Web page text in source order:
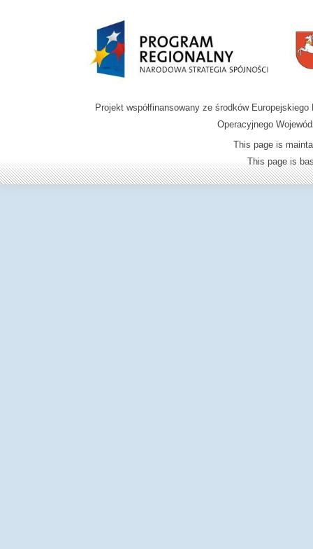
Projekt współfinansowany ze środków
Operacyjnego
This page is
This page is